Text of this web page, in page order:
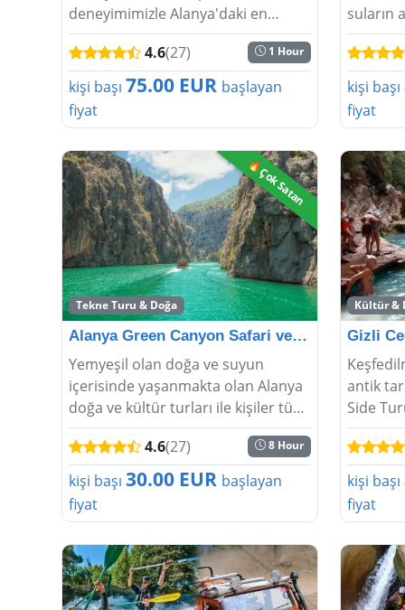
deneyimimizle Alanya'daki en
büyük heyecanı keşfedin.
Unutulmaz bir heyecan ve
muhteşem manzara günü için
suyun üzerinde süzülün ve havada
süzül�...
4.6(27) 1 Hour
kişi başı 75.00 EUR başlayan
fiyat
suların
mercan
resifler,
sahipliği
kişi başı
fiyat
🔥Çok Satan
Tekne Turu & Doğa
Alanya Green Canyon Safari ve Tekne Turu
Yemyeşil olan doğa ve suyun
içerisinde yaşanmakta olan Alanya
doğa ve kültür turları ile kişiler tüm
dertlerden sıyrılarak en iyi şekilde
eğlenebilme fırsatı elde eder. Yeşil
kanyonun gezilmesi ve de tek...
4.6(27) 8 Hour
kişi başı 30.00 EUR başlayan
fiyat
Kültür &
antik
Side
Apollon
rehber
kişi başı
fiyat